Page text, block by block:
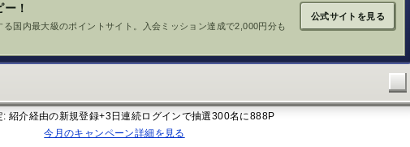
！
国内最大級のポイントサイト。入会ミッション達成で2,000円分も
公式サイトを見る
: 紹介経由の新規登録+3日連続ログインで抽選300名に888P
今月のキャンペーン詳細を見る